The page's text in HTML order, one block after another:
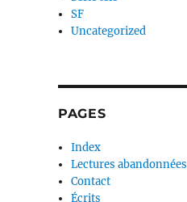
SF
Uncategorized
PAGES
Index
Lectures abandonnées
Contact
Écrits